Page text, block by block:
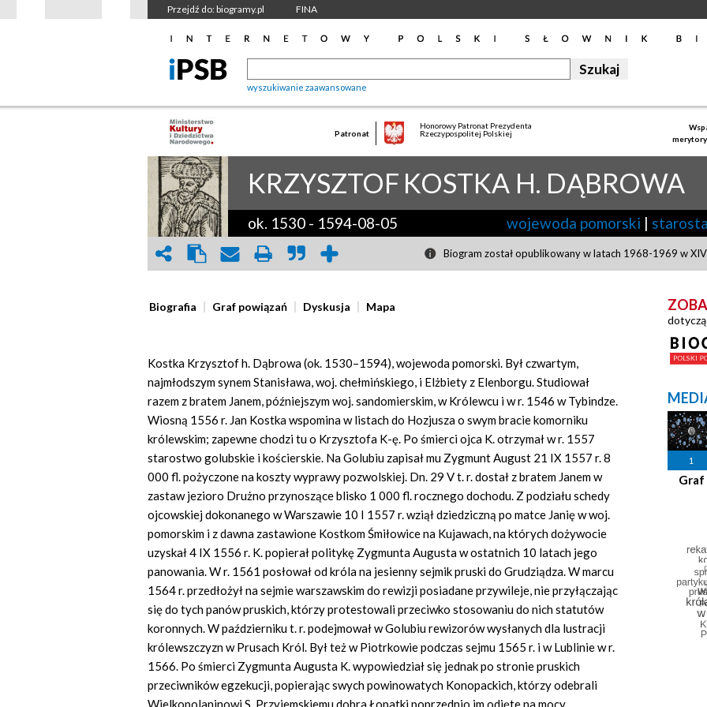
Przejdź do: biogramy.pl FINA
wyszukiwanie zaawansowane
Patronat
Honorowy Patronat Prezydenta
Rzeczypospolitej Polskiej
KRZYSZTOF KOSTKA H. DĄBROWA
ok. 1530 - 1594-08-05 wojewoda pomorski |
Biogram został opublikowany w latach 1968-1969 w
Biografia Graf powiązań Dyskusja Mapa
Kostka Krzysztofh. Dąbrowa (ok. 1530–1594), wojewoda pomorski. Był czwartym,
najmłodszym synem Stanisława, woj. chełmińskiego, i Elżbiety z Elenborgu. Studiował
razem z bratem Janem, późniejszym woj. sandomierskim, w Królewcu i w r. 1546 w Tybindze.
Wiosną 1556 r. Jan Kostka wspomina w listach do Hozjusza o swym bracie komorniku
królewskim; zapewne chodzi tu o Krzysztofa K-ę. Po śmierci ojca K. otrzymał w r. 1557
starostwo golubskie i kościerskie. Na Golubiu zapisał mu Zygmunt August 21 IX 1557 r. 8
000 fl. pożyczone na koszty wyprawy pozwolskiej. Dn. 29 V t. r. dostał z bratem Janem w
zastaw jezioro Drużno przynoszące blisko 1 000 fl. rocznego dochodu. Z podziału schedy
ojcowskiej dokonanego w Warszawie 10 I 1557 r. wziął dziedziczną po matce Janię w woj.
pomorskim i z dawna zastawione Kostkom Śmiłowice na Kujawach, na których dożywocie
uzyskał 4 IX 1556 r. K. popierał politykę Zygmunta Augusta w ostatnich 10 latach jego
panowania. W r. 1561 posłował od króla na jesienny sejmik pruski do Grudziądza. W marcu
1564 r. przedłożył na sejmie warszawskim do rewizji posiadane przywileje, nie przyłączając
się do tych panów pruskich, którzy protestowali przeciwko stosowaniu do nich statutów
koronnych. W październiku t. r. podejmował w Golubiu rewizorów wysłanych dla lustracji
królewszczyzn w Prusach Król. Był też w Piotrkowie podczas sejmu 1565 r. i w Lublinie w r.
1566. Po śmierci Zygmunta Augusta K. wypowiedział się jednak po stronie pruskich
przeciwników egzekucji, popierając swych powinowatych Konopackich, którzy odebrali
Wielkopolaninowi S. Przyjemskiemu dobra Łopatki poprzednio im odjęte na mocy
1
Graf